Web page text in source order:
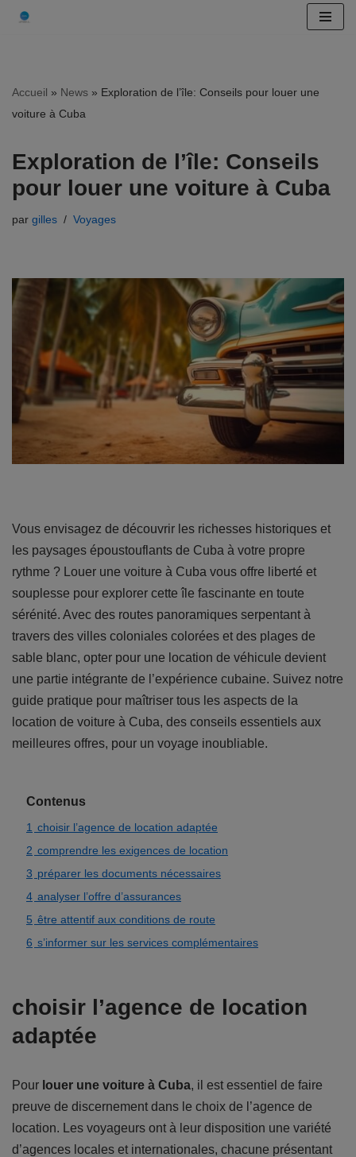
contenu
Accueil » News » Exploration de l’île: Conseils pour louer une
voiture à Cuba
Exploration de l’île: Conseils
pour louer une voiture à Cuba
par gilles Voyages
Vous envisagez de découvrir les richesses historiques et
les paysages époustouflants de Cuba à votre propre
rythme ? Louer une voiture à Cuba vous offre liberté et
souplesse pour explorer cette île fascinante en toute
sérénité. Avec des routes panoramiques serpentant à
travers des villes coloniales colorées et des plages de
sable blanc, opter pour une location de véhicule devient
une partie intégrante de l’expérience cubaine. Suivez notre
guide pratique pour maîtriser tous les aspects de la
location de voiture à Cuba, des conseils essentiels aux
meilleures offres, pour un voyage inoubliable.
Contenus
1 choisir l’agence de location adaptée
2 comprendre les exigences de location
3 préparer les documents nécessaires
4 analyser l’offre d’assurances
5 être attentif aux conditions de route
6 s’informer sur les services complémentaires
choisir l’agence de location
adaptée
Pour louer une voiture à Cuba, il est essentiel de faire
preuve de discernement dans le choix de l’agence de
location. Les voyageurs ont à leur disposition une variété
d’agences locales et internationales, chacune présentant